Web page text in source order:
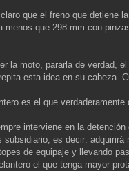
que el freno que detiene
menos que 298 mm con
la moto, pararla de verdad,
esta idea en su cabeza.
es el que
interviene en la
subsidiario, es decir:
de equipaje y llevando
el que tenga mayor